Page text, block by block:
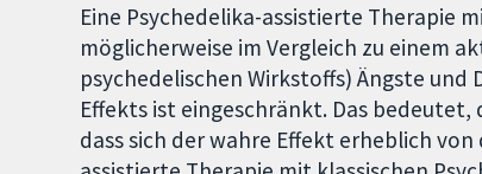
Eine Psychedelika-assistierte Therapie
möglicherweise im Vergleich zu einem
psychedelischen Wirkstoffs) Ängste und
Effekts ist eingeschränkt. Das
dass sich der wahre Effekt erheblich